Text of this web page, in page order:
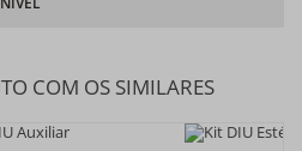
COM OS SIMILARES